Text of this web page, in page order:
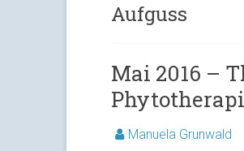
Aufguss
Mai 2016 –
Manuela Grunwald